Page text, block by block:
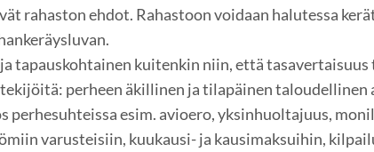
rahaston ehdot. Rahastoon voidaan halutessa
tapauskohtainen kuitenkin niin, että tasavertaisuus
perheen äkillinen ja tilapäinen taloudellinen
perhesuhteissa esim. avioero, yksinhuoltajuus,
varusteisiin, kuukausi- ja kausimaksuihin,